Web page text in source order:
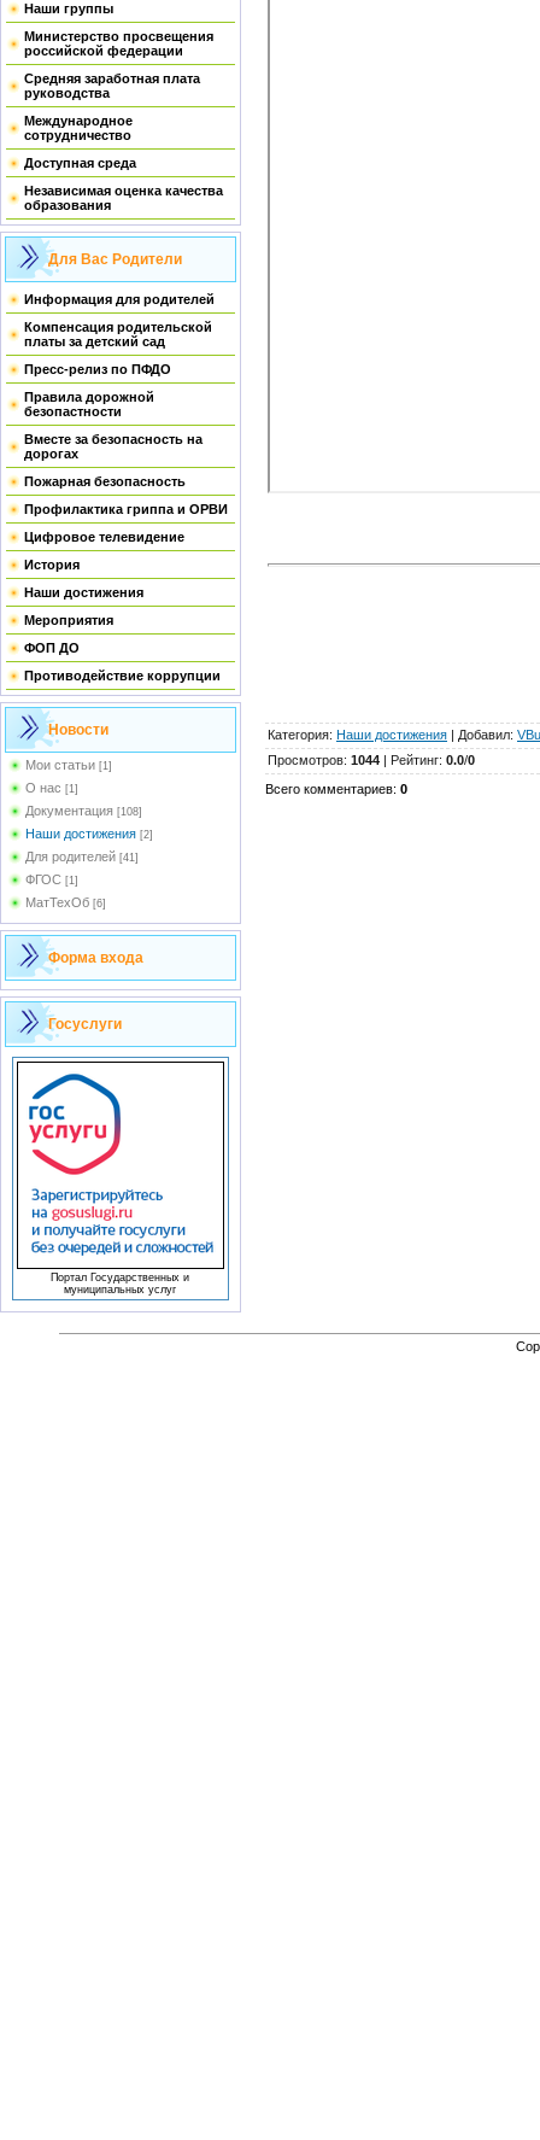
Наши группы
Министерство просвещения
российской федерации
Средняя заработная плата
руководства
Международное
сотрудничество
Доступная среда
Независимая оценка качества
образования
Для Вас Родители
Информация для родителей
Компенсация родительской
платы за детский сад
Пресс-релиз по ПФДО
Правила дорожной
безопастности
Вместе за безопасность на
дорогах
Пожарная безопасность
Профилактика гриппа и ОРВИ
Цифровое телевидение
История
Наши достижения
Мероприятия
ФОП ДО
Противодействие коррупции
Новости
Мои статьи [1]
О нас [1]
Документация [108]
Наши достижения [2]
Для родителей [41]
ФГОС [1]
МатТехОб [6]
Форма входа
Госуслуги
Портал Государственных и
муниципальных услуг
Категория: Наши достижения | Добавил:
Просмотров: 1044 | Рейтинг: 0.0/0
Всего комментариев: 0